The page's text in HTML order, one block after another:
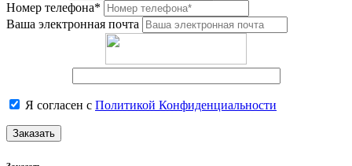
Номер телефона*
Ваша электронная почта
Я согласен с Политикой Конфиденциальности
Заказать